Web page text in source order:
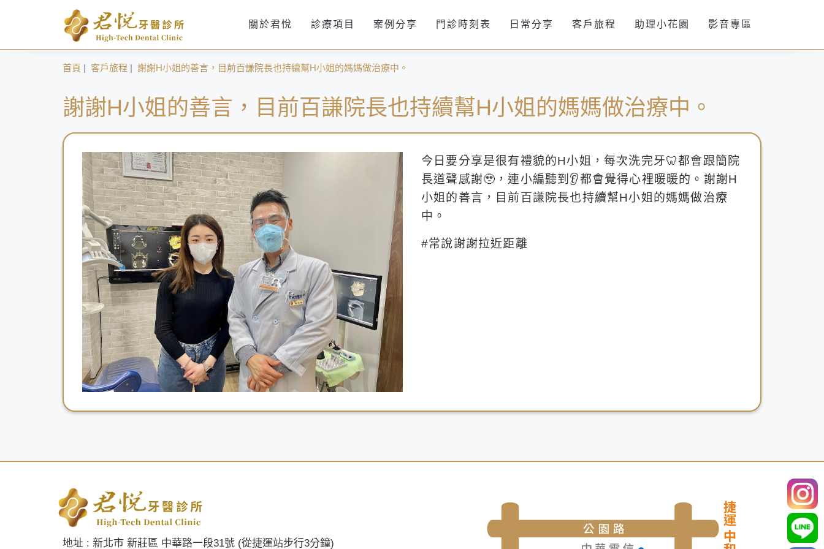
關於君悅 診療項目 案例分享 門診時刻表 日常分享 客戶旅程 助理小花園 影音專區
首頁 | 客戶旅程 | 謝謝H小姐的善言，目前百謙院長也持續幫H小姐的媽媽做治療中。
謝謝H小姐的善言，目前百謙院長也持續幫H小姐的媽媽做治療中。
今日要分享是很有禮貌的H小姐，每次洗完牙🦷都會跟簡院
長道聲感謝🥹，連小編聽到👂都會覺得心裡暖暖的。謝謝H
小姐的善言，目前百謙院長也持續幫H小姐的媽媽做治療
中。
#常說謝謝拉近距離
地址 : 新北市 新莊區 中華路一段31號 (從捷運站步行3分鐘)